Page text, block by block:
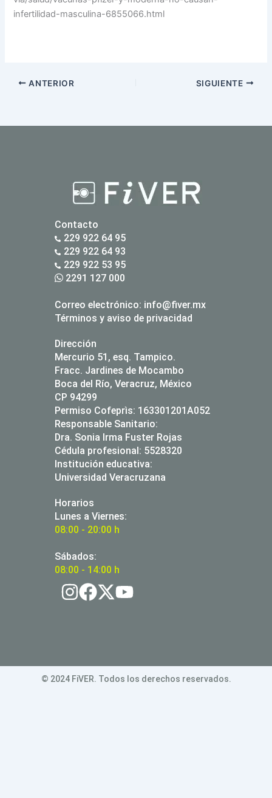
infertilidad-masculina-6855066.html
ANTERIOR SIGUIENTE
Contacto
229 922 64 95
229 922 64 93
229 922 53 95
2291 127 000
Correo electrónico: info@fiver.mx
Términos y aviso de privacidad
Dirección
Mercurio 51, esq. Tampico.
Fracc. Jardines de Mocambo
Boca del Río, Veracruz, México
CP 94299
Permiso Cofeprìs: 163301201A052
Responsable Sanitario:
Dra. Sonia Irma Fuster Rojas
Cédula profesional: 5528320
Institución educativa:
Universidad Veracruzana
Horarios
Lunes a Viernes:
08:00 - 20:00 h
Sábados:
08:00 - 14:00 h
© 2024 FiVER. Todos los derechos reservados.